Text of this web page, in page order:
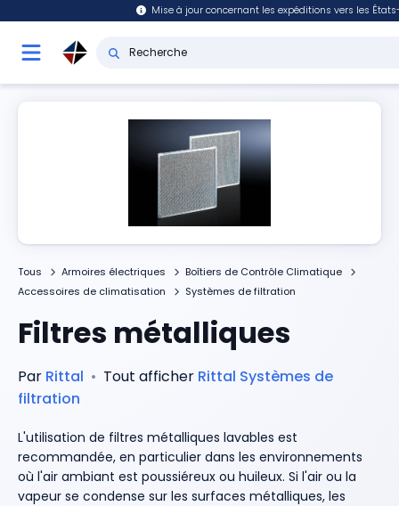
Mise à jour concernant les expéditions vers les
Tous Armoires électriques
Boîtiers de Contrôle Climatique
Accessoires de climatisation
Systèmes de filtration
Filtres métalliques
Par Rittal • Tout afficher Rittal Systèmes de
filtration
L'utilisation de filtres métalliques lavables est
recommandée, en particulier dans les environnements
où l'air ambiant est poussiéreux ou huileux. Si l'air ou la
vapeur se condense sur les surfaces métalliques, les